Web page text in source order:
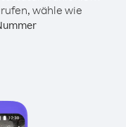
wähle wie